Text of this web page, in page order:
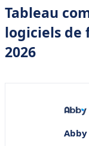
Tableau
logiciels
2026
Abby